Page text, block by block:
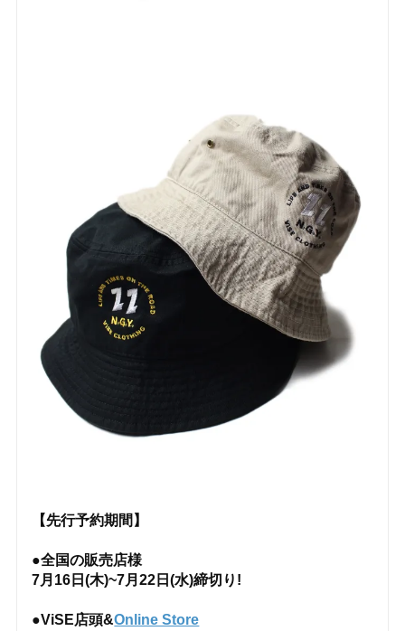
【先行予約期間】
●全国の販売店様
7月16日(木)~7月22日(水)締切り!
●ViSE店頭&Online Store